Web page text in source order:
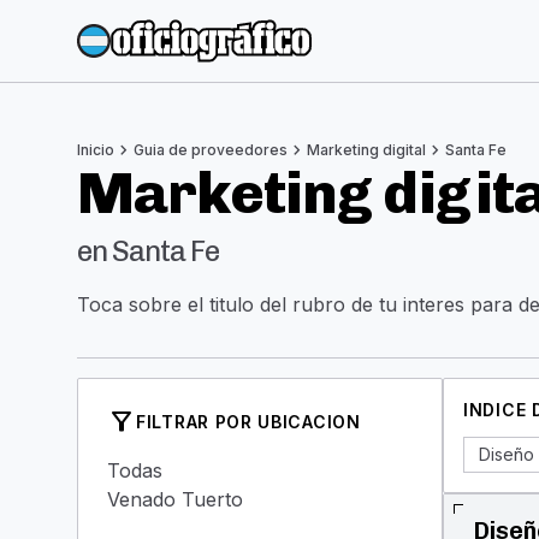
Inicio chevron_right Guia de proveedores chevron_right Marketing digital chevron_right Santa Fe
Marketing
en Santa Fe
Toca sobre el titulo del rubro de tu interes para
filter_alt FILTRAR POR UBICACION
Todas
Venado Tuerto
INDICE